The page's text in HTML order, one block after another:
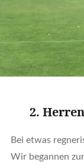
2.
Bei etwas
Wir begannen